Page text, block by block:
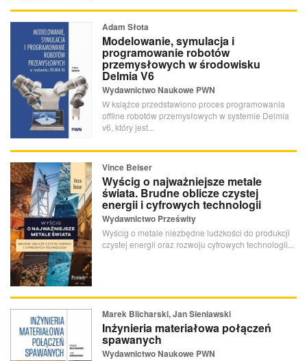
Adam Słota
Modelowanie, symulacja i
programowanie robotów
przemysłowych w środowisku
Delmia V6
Wydawnictwo Naukowe PWN
W książce przedstawiono proces programowania
offline robotów przemysłowych w systemie Delmia
v6, który jest...
Vince Beiser
Wyścig o najważniejsze metale
świata. Brudne oblicze czystej
energii i cyfrowych technologii
Wydawnictwo Prześwity
Wyścig o metale niezbędne ludzkości do produkcji
czystej energii oraz rozwoju cyfrowych technologii...
Marek Blicharski, Jan Sieniawski
Inżynieria materiałowa połączeń
spawanych
Wydawnictwo Naukowe PWN